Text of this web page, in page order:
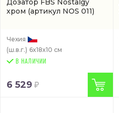
Дозатор FBS Nostalgy
хром (артикул NOS 011)
Чехия
(ш.в.г.) 6x18x10 см
В НАЛИЧИИ
6 529